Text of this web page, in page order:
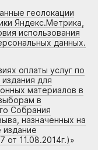
геолокации
Яндекс.Метрика,
использования
данных.
оплаты услуг по
для
материалов в
в
Собрания
назначенных на
издание
11.08.2014г.)»